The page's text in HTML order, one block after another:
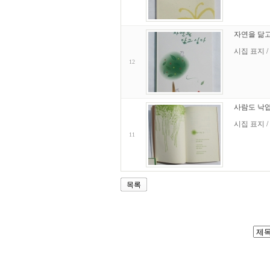
12
자연을 닮
시집 표지 /
11
사람도 낙
시집 표지 /
목록